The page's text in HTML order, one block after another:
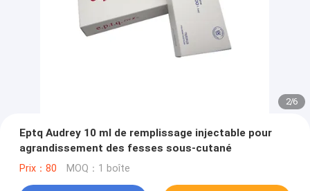
2/6
Eptq Audrey 10 ml de remplissage injectable pour
agrandissement des fesses sous-cutané
Prix：80 MOQ：1 boîte